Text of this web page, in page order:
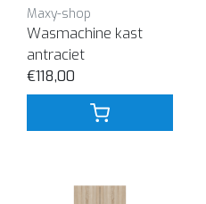
Maxy-shop
Wasmachine kast
antraciet
€118,00